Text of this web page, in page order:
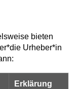
bieten
Urheber*in
Erklärung